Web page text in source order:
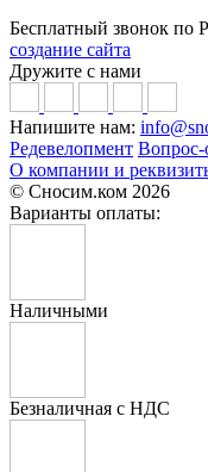
Бесплатный звонок по
создание сайта
Дружите с нами
Напишите нам:
Редевелопмент Вопрос-
О компании и
© Сносим.ком 2026
Варианты оплаты:
Наличными
Безналичная с НДС